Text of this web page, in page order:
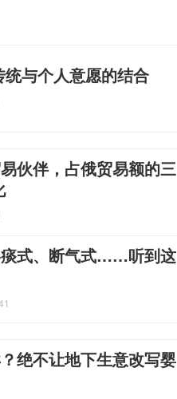
与个人意愿的结合
伙伴，占俄贸易额的三
痰式、断气式……听到这
绝不让地下生意改写婴